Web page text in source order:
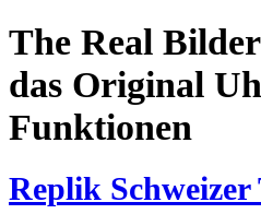
The Real
das Original
Funktionen
Replik